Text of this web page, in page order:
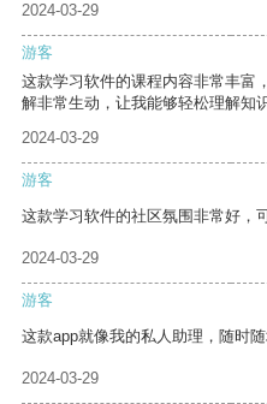
2024-03-29
游客
这款学习软件的课程内容非常丰富
解非常生动，让我能够轻松理解知识
2024-03-29
游客
这款学习软件的社区氛围非常好，
2024-03-29
游客
这款app就像我的私人助理，随时
2024-03-29